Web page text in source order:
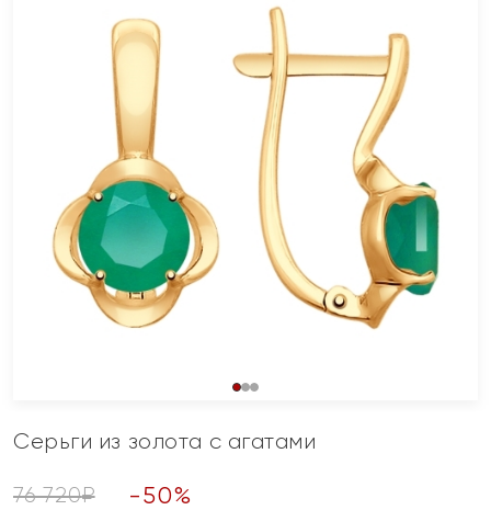
Серьги из золота с агатами
76 720₽ -50%